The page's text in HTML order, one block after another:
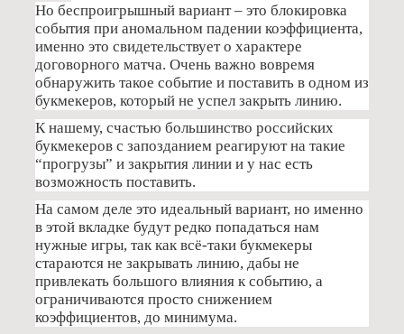
Но беспроигрышный вариант – это блокировка
события при аномальном падении коэффициента,
именно это свидетельствует о характере
договорного матча. Очень важно вовремя
обнаружить такое событие и поставить в одном из
букмекеров, который не успел закрыть линию.
К нашему, счастью большинство российских
букмекеров с запозданием реагируют на такие
“прогрузы” и закрытия линии и у нас есть
возможность поставить.
На самом деле это идеальный вариант, но именно
в этой вкладке будут редко попадаться нам
нужные игры, так как всё-таки букмекеры
стараются не закрывать линию, дабы не
привлекать большого влияния к событию, а
ограничиваются просто снижением
коэффициентов, до минимума.